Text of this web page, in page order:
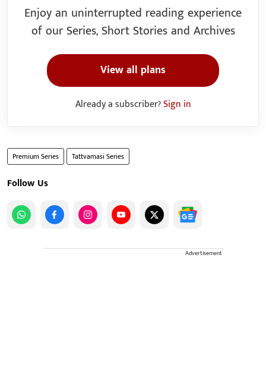
Enjoy an uninterrupted reading experience
of our Series, Short Stories and Archives
View all plans
Already a subscriber?Sign in
Premium Series Tattvamasi Series
Follow Us
Advertisement